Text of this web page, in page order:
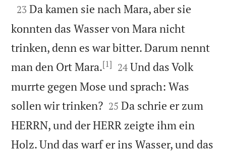

23 Da kamen sie nach Mara, aber sie
konnten das Wasser von Mara nicht
trinken, denn es war bitter. Darum nennt
man den Ort Mara.[1] 

24 Und das Volk
murrte gegen Mose und sprach: Was
sollen wir trinken?
25 Da schrie er zum
HERRN, und der HERR zeigte ihm ein
Holz. Und das warf er ins Wasser, und das